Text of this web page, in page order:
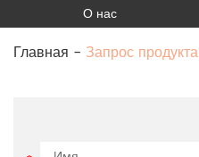
О нас
Главная - Запрос продукта